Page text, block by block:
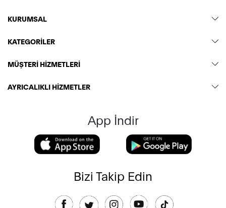
KURUMSAL
KATEGORİLER
MÜŞTERİ HİZMETLERİ
AYRICALIKLI HİZMETLER
App İndir
Bizi Takip Edin